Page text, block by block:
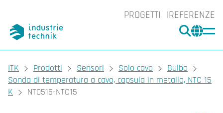
PROGETTI REFERENZE
CERCA
You are here:
ITK Prodotti Sensori Solo cavo
Bulbo
Sonda di temperatura a cavo, capsula in metallo, NTC 15
K
NT0515-NTC15